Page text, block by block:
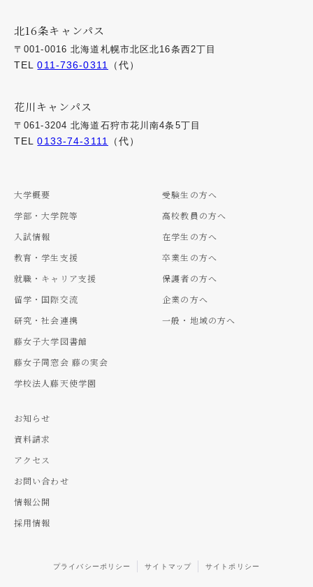
北16条キャンパス
〒001-0016 北海道札幌市北区北16条西2丁目
TEL011-736-0311 （代）
花川キャンパス
〒061-3204 北海道石狩市花川南4条5丁目
TEL0133-74-3111 （代）
大学概要
学部・大学院等
入試情報
教育・学生支援
就職・キャリア支援
留学・国際交流
研究・社会連携
藤女子大学図書館
藤女子同窓会 藤の実会
学校法人藤天使学園
受験生の方へ
高校教員の方へ
在学生の方へ
卒業生の方へ
保護者の方へ
企業の方へ
一般・地域の方へ
お知らせ
資料請求
アクセス
お問い合わせ
情報公開
採用情報
プライバシーポリシー サイトマップ サイトポリシー